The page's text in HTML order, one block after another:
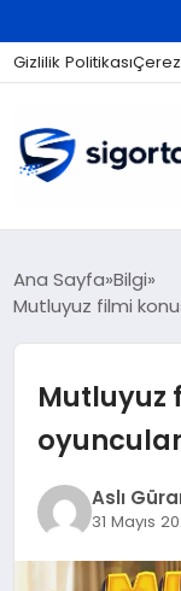
Gizlilik Politikası
SIGORTA
EKONOMI
Ana Sayfa Bilgi
Mutluyuz filmi
Mutluyuz
Aslı
31 Mayıs